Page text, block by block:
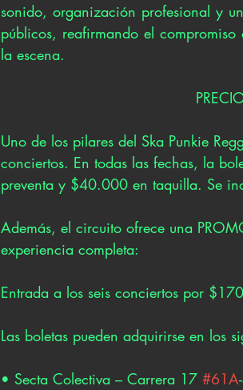
sonido, organización profesional y
públicos, reafirmando el
la escena.
Uno de los pilares del Ska Punkie
conciertos. En todas las fechas, la
preventa y $40.000 en taquilla. Se
Además, el circuito ofrece una
experiencia completa:
Entrada a los seis conciertos por
Las boletas pueden adquirirse en los
• Secta Colectiva – Carrera 17 #61A